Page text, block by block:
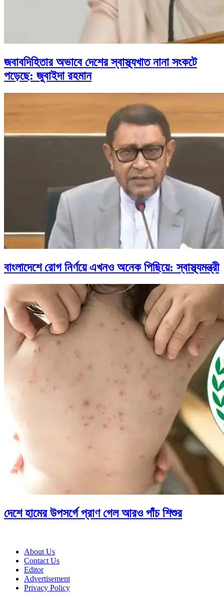
জবাবদিহিতার অভাবে দেশের স্বাস্থ্যখাত নানা সংকটে
পড়েছে: জুবাইদা রহমান
বাংলাদেশে রোগ নির্ণয়ে এখনও অনেক পিছিয়ে: স্বাস্থ্যমন্ত্রী
দেশে হামের উপসর্গে প্রাণ গেল আরও পাঁচ শিশুর
About Us
Contact Us
Editor
Advertisement
Privacy Policy